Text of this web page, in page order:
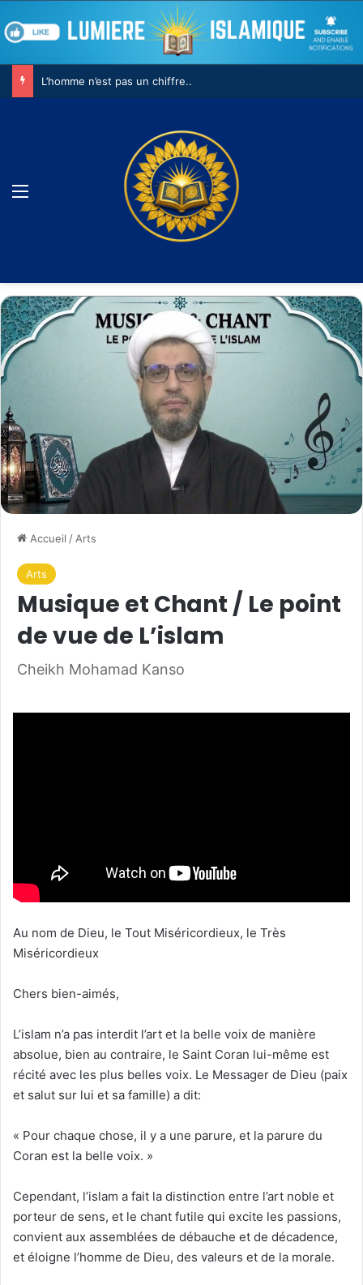
L’homme n’est pas un chiffre..
Accueil / Arts
Arts
Musique et Chant / Le point
de vue de L’islam
Cheikh Mohamad Kanso
Au nom de Dieu, le Tout Miséricordieux, le Très
Miséricordieux
Chers bien-aimés,
L’islam n’a pas interdit l’art et la belle voix de manière
absolue, bien au contraire, le Saint Coran lui-même est
récité avec les plus belles voix. Le Messager de Dieu (paix
et salut sur lui et sa famille) a dit:
« Pour chaque chose, il y a une parure, et la parure du
Coran est la belle voix. »
Cependant, l’islam a fait la distinction entre l’art noble et
porteur de sens, et le chant futile qui excite les passions,
convient aux assemblées de débauche et de décadence,
et éloigne l’homme de Dieu, des valeurs et de la morale.